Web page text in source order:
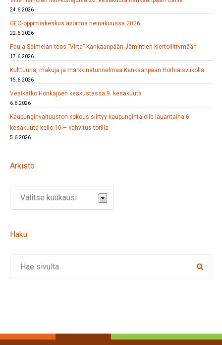
24.6.2026
GEO-oppimiskeskus avoinna heinäkuussa 2026
22.6.2026
Paula Salmelan teos ”Virta” Kankaanpään Jämintien kiertoliittymään
17.6.2026
Kulttuuria, makuja ja markkinatunnelmaa Kankaanpään Hörhiäisviikolla
15.6.2026
Vesikatko Honkajoen keskustassa 9. kesäkuuta
6.6.2026
Kaupunginvaltuuston kokous siirtyy kaupungintalolle lauantaina 6.
kesäkuuta kello 10 – kahvitus torilla
5.6.2026
Arkisto
Haku